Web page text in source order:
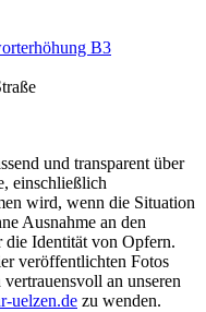
B3
und transparent über
einschließlich
wird, wenn die Situation
Ausnahme an den
die Identität von Opfern.
veröffentlichten Fotos
an unseren
uelzen.de zu wenden.